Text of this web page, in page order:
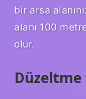
bir arsa
alanı 100
olur.